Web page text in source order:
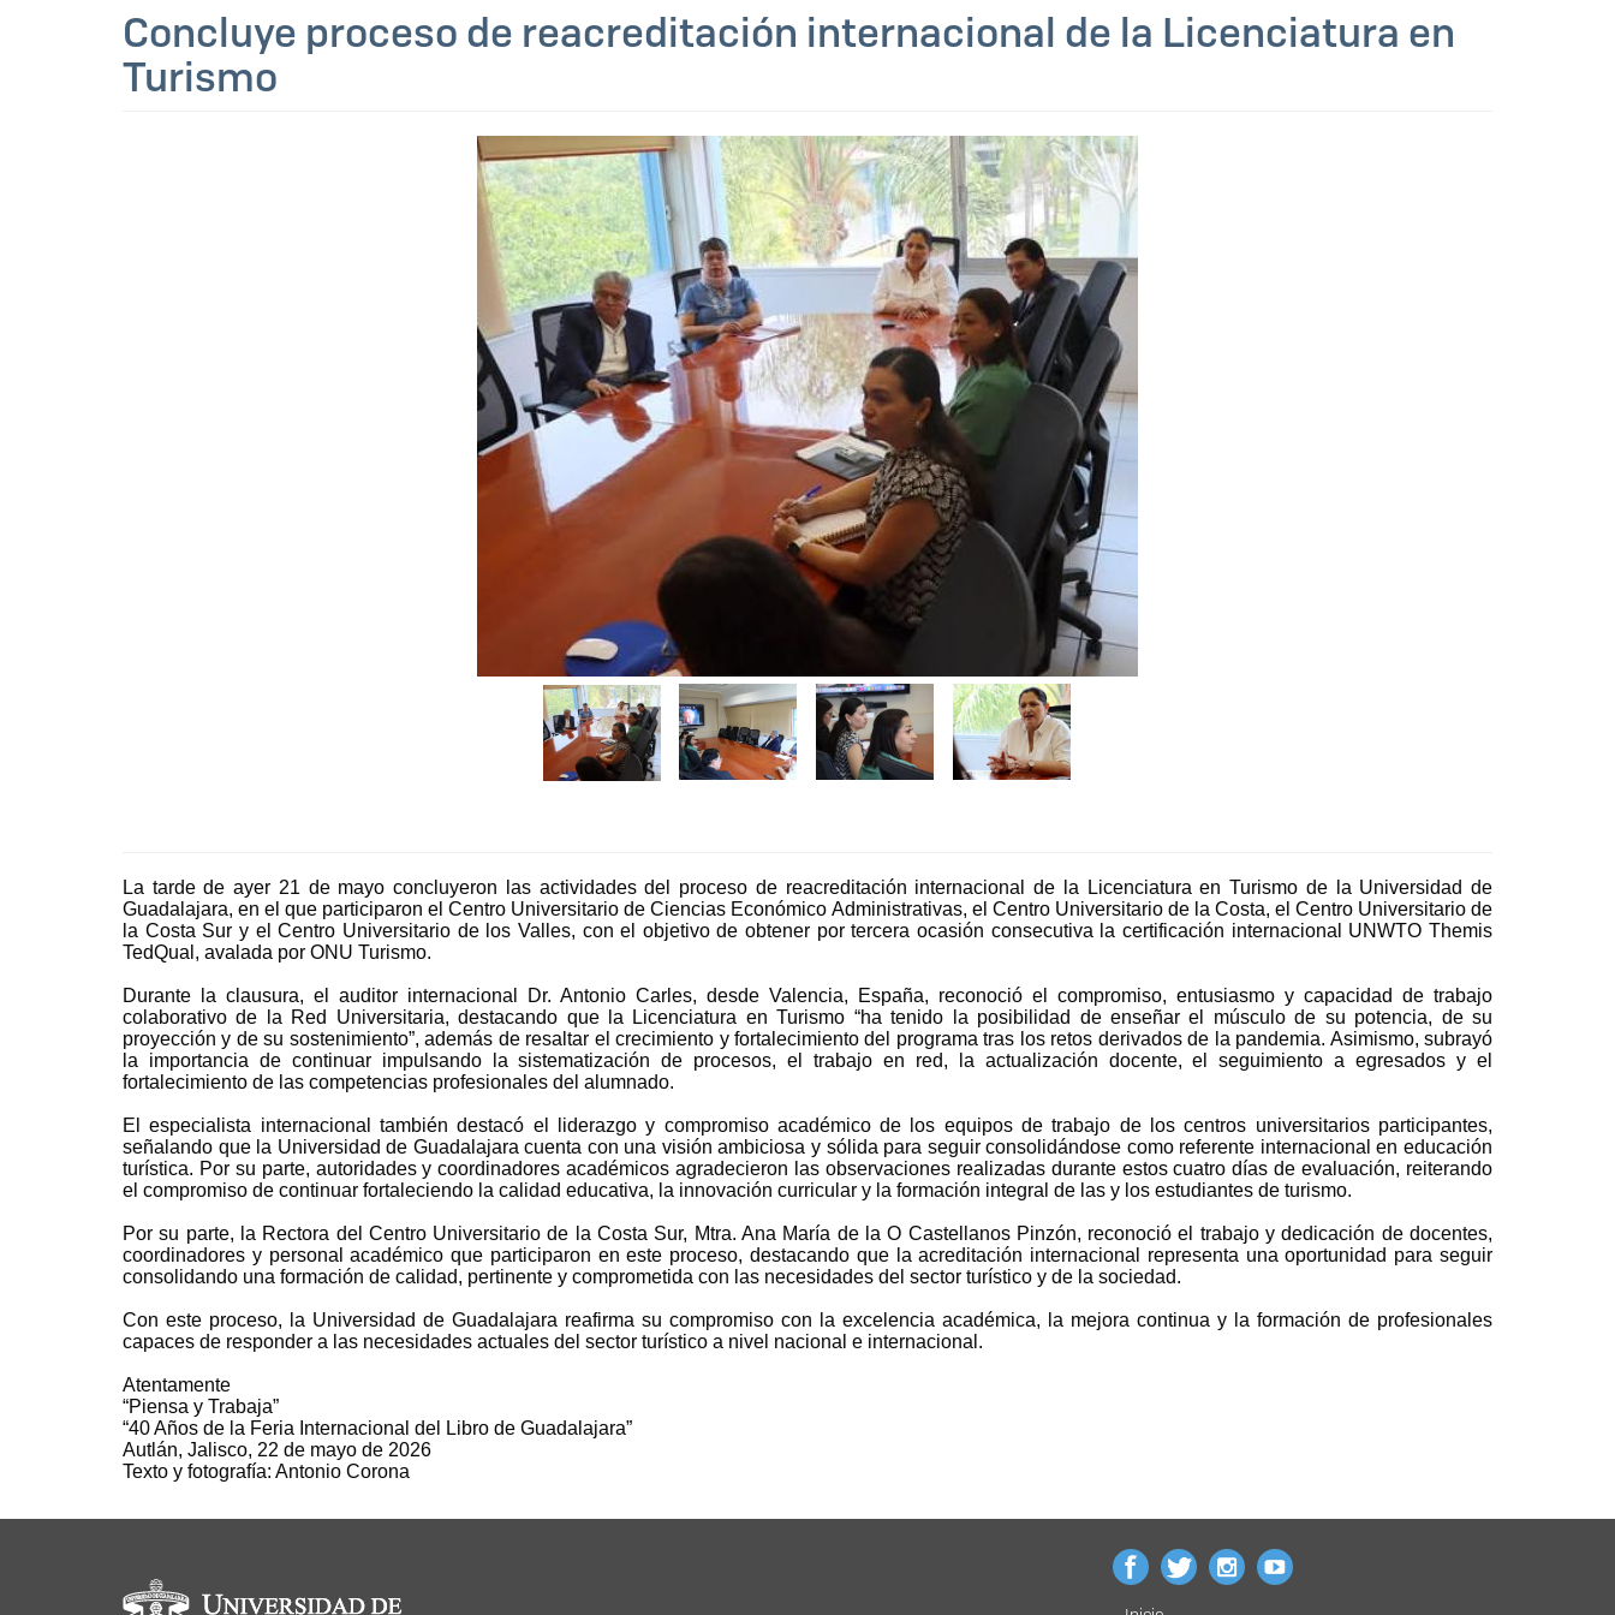
Concluye proceso de reacreditación internacional de la Licenciatura en
Turismo
La tarde de ayer 21 de mayo concluyeron las actividades del proceso de reacreditación internacional de la Licenciatura en Turismo de la Universidad de
Guadalajara, en el que participaron el Centro Universitario de Ciencias Económico Administrativas, el Centro Universitario de la Costa, el Centro Universitario de
la Costa Sur y el Centro Universitario de los Valles, con el objetivo de obtener por tercera ocasión consecutiva la certificación internacional UNWTO Themis
TedQual, avalada por ONU Turismo.
Durante la clausura, el auditor internacional Dr. Antonio Carles, desde Valencia, España, reconoció el compromiso, entusiasmo y capacidad de trabajo
colaborativo de la Red Universitaria, destacando que la Licenciatura en Turismo “ha tenido la posibilidad de enseñar el músculo de su potencia, de su
proyección y de su sostenimiento”, además de resaltar el crecimiento y fortalecimiento del programa tras los retos derivados de la pandemia. Asimismo, subrayó
la importancia de continuar impulsando la sistematización de procesos, el trabajo en red, la actualización docente, el seguimiento a egresados y el
fortalecimiento de las competencias profesionales del alumnado.
El especialista internacional también destacó el liderazgo y compromiso académico de los equipos de trabajo de los centros universitarios participantes,
señalando que la Universidad de Guadalajara cuenta con una visión ambiciosa y sólida para seguir consolidándose como referente internacional en educación
turística. Por su parte, autoridades y coordinadores académicos agradecieron las observaciones realizadas durante estos cuatro días de evaluación, reiterando
el compromiso de continuar fortaleciendo la calidad educativa, la innovación curricular y la formación integral de las y los estudiantes de turismo.
Por su parte, la Rectora del Centro Universitario de la Costa Sur, Mtra. Ana María de la O Castellanos Pinzón, reconoció el trabajo y dedicación de docentes,
coordinadores y personal académico que participaron en este proceso, destacando que la acreditación internacional representa una oportunidad para seguir
consolidando una formación de calidad, pertinente y comprometida con las necesidades del sector turístico y de la sociedad.
Con este proceso, la Universidad de Guadalajara reafirma su compromiso con la excelencia académica, la mejora continua y la formación de profesionales
capaces de responder a las necesidades actuales del sector turístico a nivel nacional e internacional.
Atentamente
“Piensa y Trabaja”
“40 Años de la Feria Internacional del Libro de Guadalajara”
Autlán, Jalisco, 22 de mayo de 2026
Texto y fotografía: Antonio Corona
Información del portal